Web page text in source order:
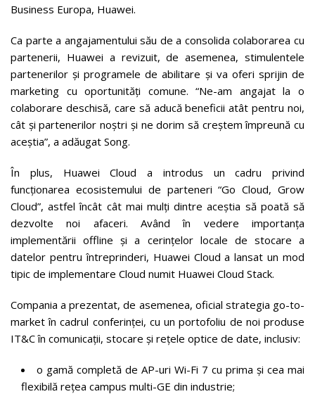
Business Europa, Huawei.
Ca parte a angajamentului său de a consolida colaborarea cu
partenerii, Huawei a revizuit, de asemenea, stimulentele
partenerilor și programele de abilitare și va oferi sprijin de
marketing cu oportunități comune. “Ne-am angajat la o
colaborare deschisă, care să aducă beneficii atât pentru noi,
cât și partenerilor noștri și ne dorim să creștem împreună cu
aceștia”, a adăugat Song.
În plus, Huawei Cloud a introdus un cadru privind
funcționarea ecosistemului de parteneri “Go Cloud, Grow
Cloud”, astfel încât cât mai mulți dintre aceștia să poată să
dezvolte noi afaceri. Având în vedere importanța
implementării offline și a cerințelor locale de stocare a
datelor pentru întreprinderi, Huawei Cloud a lansat un mod
tipic de implementare Cloud numit Huawei Cloud Stack.
Compania a prezentat, de asemenea, oficial strategia go-to-
market în cadrul conferinței, cu un portofoliu de noi produse
IT&C în comunicații, stocare și rețele optice de date, inclusiv:
o gamă completă de AP-uri Wi-Fi 7 cu prima și cea mai
flexibilă rețea campus multi-GE din industrie;